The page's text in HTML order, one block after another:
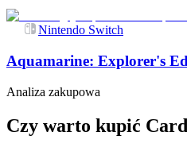
Nintendo Switch
Aquamarine: Explorer's
Analiza zakupowa
Czy warto kupić